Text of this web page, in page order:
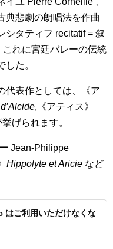
典悲劇の朗唱法を作曲
シタティフ recitatif = 叙
れに宮廷バレーの伝統
た。
代表作としては、《ア
,《アティス》
げられます。
Jean-Philippe
Hippolyte et Aricie など
ご利用いただけなくな